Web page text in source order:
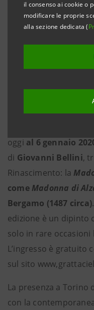
il consenso ai cookie o
modificare le proprie
alla sezione dedicata (
Bergamo che
solo
propria sede
Dal 20 dicembre
Torino, 20 dicembre
oggi al 6 gennaio
di Giovanni Bellini,
Rinascimento: la
come Madonna di
Bergamo (1487 circa)
edizione è un dipinto
solo in rare occasioni
L’ingresso è gratuito
sul sito
La presenza a
con la